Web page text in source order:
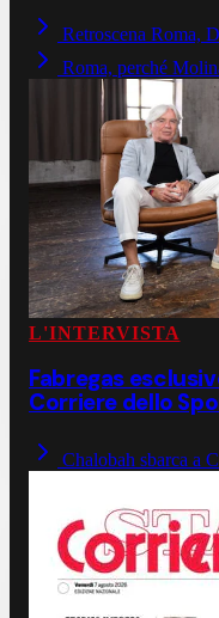
Retroscena Roma,
Roma, perché
L'INTERVISTA
Fabregas
Corriere dello
Chalobah sbarca a